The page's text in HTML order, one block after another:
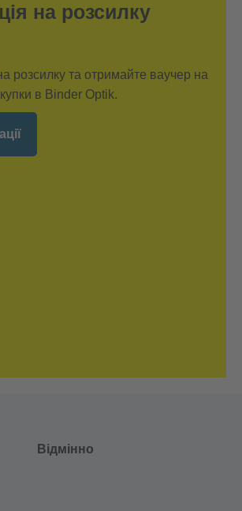
на розсилку
розсилку та отримайте ваучер на
в Binder Optik.
Відмінно